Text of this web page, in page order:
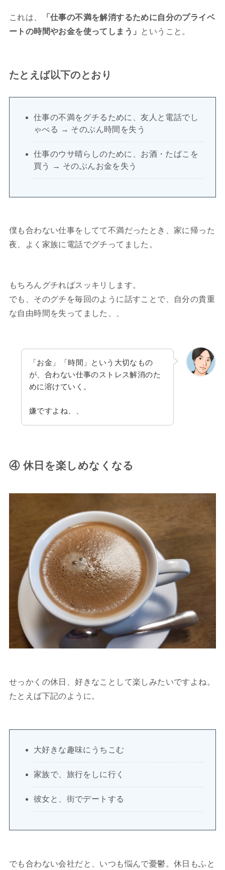
これは、
「仕事の不満を解消するために自分のプライベ
ートの時間やお金を使ってしまう」 ということ。
たとえば以下のとおり
仕事の不満をグチるために、友人と電話でし
ゃべる → そのぶん時間を失う
仕事のウサ晴らしのために、お酒・たばこを
買う → そのぶんお金を失う
僕も合わない仕事をしてて不満だったとき、家に帰った
夜、よく家族に電話でグチってました。
もちろんグチればスッキリします。
でも、そのグチを毎回のように話すことで、自分の貴重
な自由時間を失ってました、、
「お金」「時間」という大切なもの
が、合わない仕事のストレス解消のた
めに溶けていく。
嫌ですよね、、
④ 休日を楽しめなくなる
せっかくの休日、好きなことして楽しみたいですよね。
たとえば下記のように。
大好きな趣味にうちこむ
家族で、旅行をしに行く
彼女と、街でデートする
でも合わない会社だと、いつも悩んで憂鬱。休日もふと